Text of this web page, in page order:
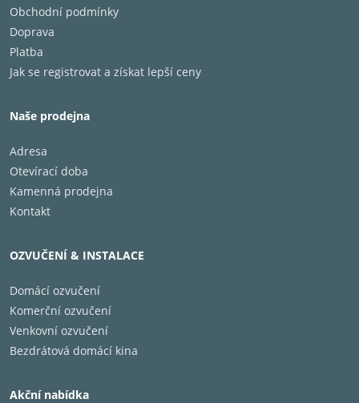
kabelu pro všechny reproduktory systémů
Lifestyle®, Acoustimass®, Soundtouch a 3.2.1 - cena
Obchodní podmínky
Doprava
Platba
Jak se registrovat a získat lepší ceny
Naše prodejna
Adresa
Otevírací doba
Kamenná prodejna
Kontakt
OZVUČENÍ & INSTALACE
Domácí ozvučení
Komerční ozvučení
Venkovní ozvučení
Bezdrátová domácí kina
Akční nabídka